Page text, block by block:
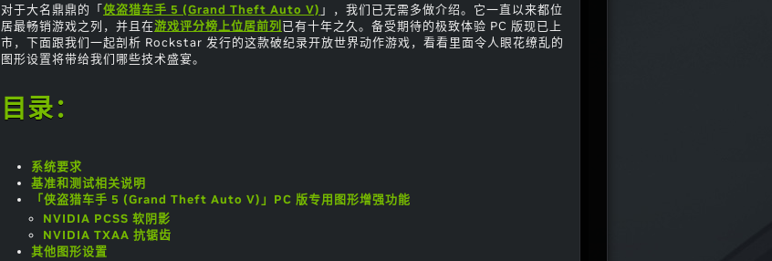
对于大名鼎鼎的「侠盗猎车手 5 (Grand Theft Auto V) 」，我们已无需多做介绍。它一直以来都位
居最畅销游戏之列，并且在游戏评分榜上位居前列 已有十年之久。备受期待的极致体验 PC 版现已上
市，下面跟我们一起剖析 Rockstar 发行的这款破纪录开放世界动作游戏，看看里面令人眼花缭乱的
图形设置将带给我们哪些技术盛宴。
目录：
系统要求
基准和测试相关说明
「侠盗猎车手 5 (Grand Theft Auto V)」PC 版专用图形增强功能
NVIDIA PCSS 软阴影
NVIDIA TXAA 抗锯齿
其他图形设置